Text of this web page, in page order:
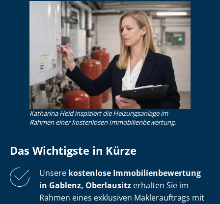
Katharina Heid inspiziert die Heizungsanlage im
Rahmen einer kostenlosen Im­mo­bi­li­en­be­wer­tung.
Das Wichtigste in Kürze
Unsere kostenlose Im­mo­bi­li­en­be­wer­tung
in Gablenz, Oberlausitz erhalten Sie im
Rahmen eines exklusiven Maklerauftrags mit